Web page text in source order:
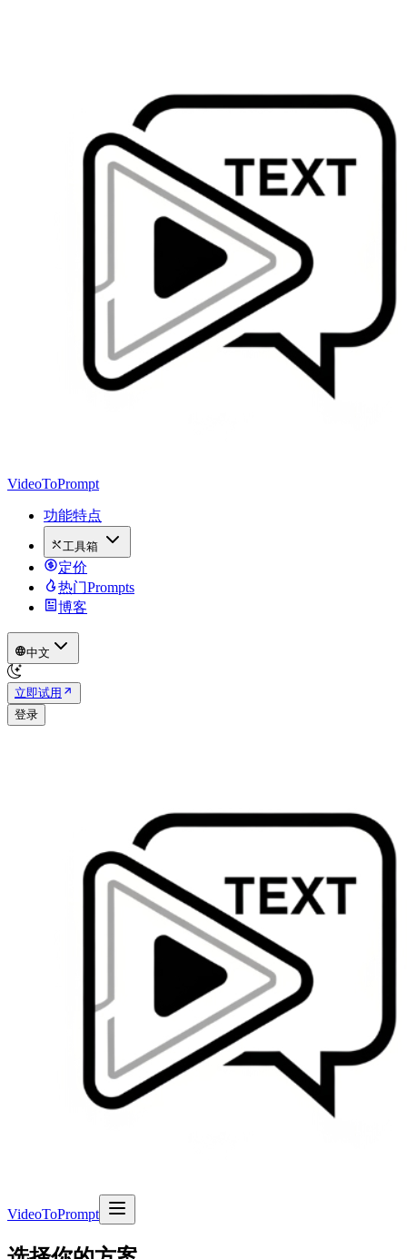
VideoToPrompt
功能特点
工具箱
定价
热门Prompts
博客
中文
立即试用
登录
VideoToPrompt